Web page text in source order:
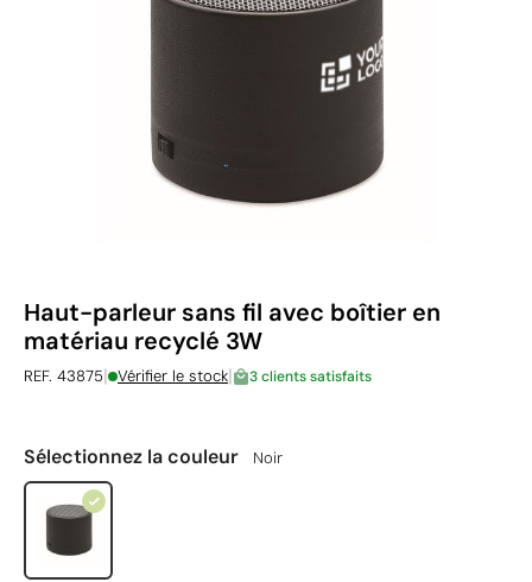
Haut-parleur sans fil avec boîtier en
matériau recyclé 3W
REF. 43875| Vérifier le stock| 3 clients satisfaits
Sélectionnez la couleur Noir